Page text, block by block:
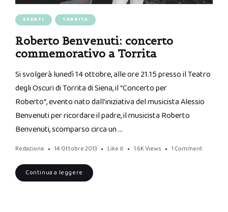
EVENTI TORRITA
Roberto Benvenuti: concerto
commemorativo a Torrita
Si svolgerà lunedì 14 ottobre, alle ore 21.15 presso il Teatro
degli Oscuri di Torrita di Siena, il “Concerto per
Roberto“, evento nato dall’iniziativa del musicista Alessio
Benvenuti per ricordare il padre, il musicista Roberto
Benvenuti, scomparso circa un …
Redazione 14 Ottobre 2013 Like it 1.6K Views 1 Comment
Continua a leggere